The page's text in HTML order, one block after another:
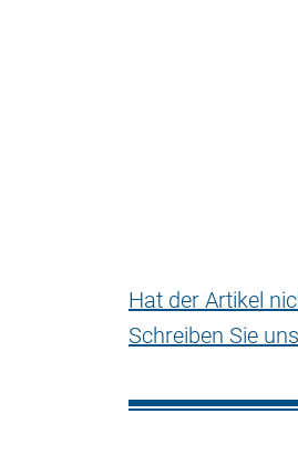
Hat der Artikel
Schreiben Sie